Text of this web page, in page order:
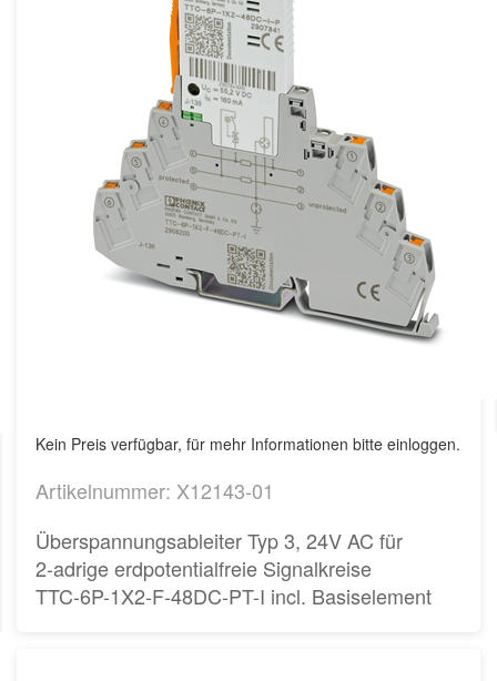
Kein Preis verfügbar, für mehr Informationen bitte einloggen.
Artikelnummer: X12143-01
Überspannungsableiter Typ 3, 24V AC für
2-adrige erdpotentialfreie Signalkreise
TTC-6P-1X2-F-48DC-PT-I incl. Basiselement